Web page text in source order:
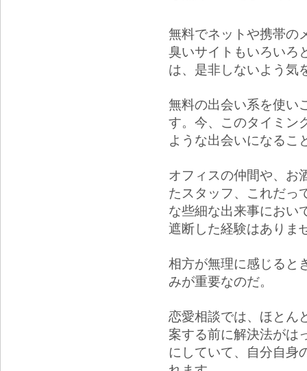
無料でネットや携帯の
臭いサイトもいろいろ
は、是非しないよう気
無料の出会い系を使い
す。今、このタイミン
ような出会いになるこ
オフィスの仲間や、お
たスタッフ、これだっ
な些細な出来事におい
遮断した経験はありま
相方が無理に感じると
みが重要なのだ。
恋愛相談では、ほとん
案する前に解決法がは
にしていて、自分自身